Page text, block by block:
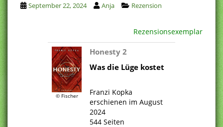
t
e
n
t
September 22, 2024 Anja Rezension
Rezensionsexemplar
© Fischer
Honesty 2
Was die Lüge kostet
Franzi Kopka
erschienen im August
2024
544 Seiten